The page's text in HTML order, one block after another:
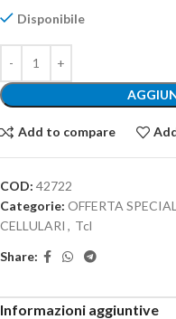
Disponibile
Add to compare
COD: 42722
Categorie: OFFERTA
CELLULARI , Tcl
Share:
Informazioni aggiuntive